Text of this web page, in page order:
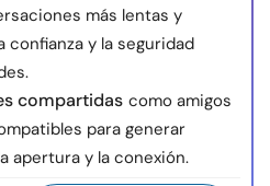
más lentas y
confianza y la seguridad
compartidas como amigos
para generar
apertura y la conexión.